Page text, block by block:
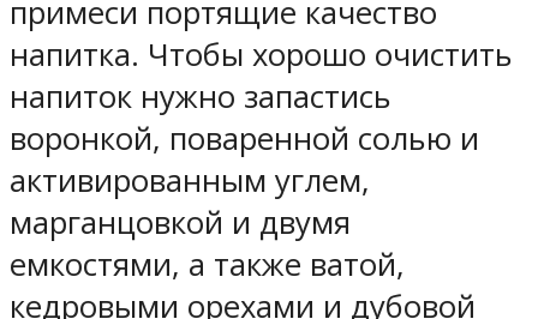
примеси портящие качество
напитка. Чтобы хорошо очистить
напиток нужно запастись
воронкой, поваренной солью и
активированным углем,
марганцовкой и двумя
емкостями, а также ватой,
кедровыми орехами и дубовой